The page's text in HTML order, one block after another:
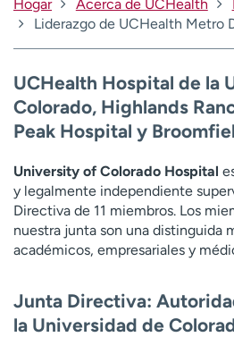
Ready. Set. CO.
Empleados
comunicación
Contáctenos
A
d
a
Hogar Acerca de UCHealth
Liderazgo de UCHealth Metro
UCHealth Hospital de la
Colorado, Highlands
Peak Hospital y
University of Colorado Hospital
y legalmente independiente
Directiva de 11 miembros. Los
nuestra junta son una distinguida
académicos, empresariales y
Junta Directiva:
la Universidad de